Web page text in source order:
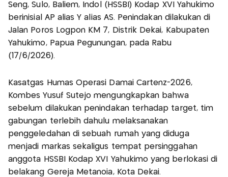
Seng, Sulo, Baliem, Indol (HSSBI) Kodap XVI Yahukimo
berinisial AP alias Y alias AS. Penindakan dilakukan di
Jalan Poros Logpon KM 7, Distrik Dekai, Kabupaten
Yahukimo, Papua Pegunungan, pada Rabu
(17/6/2026).
Kasatgas Humas Operasi Damai Cartenz-2026,
Kombes Yusuf Sutejo mengungkapkan bahwa
sebelum dilakukan penindakan terhadap target, tim
gabungan terlebih dahulu melaksanakan
penggeledahan di sebuah rumah yang diduga
menjadi markas sekaligus tempat persinggahan
anggota HSSBI Kodap XVI Yahukimo yang berlokasi di
belakang Gereja Metanoia, Kota Dekai.